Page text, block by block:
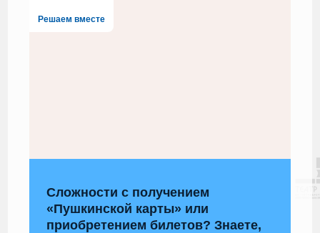
Решаем вместе
Сложности с получением
«Пушкинской карты» или
приобретением билетов? Знаете,